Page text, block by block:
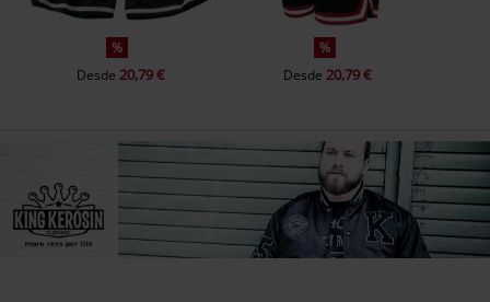
%
Desde 20,79 €
%
Desde 20,79 €